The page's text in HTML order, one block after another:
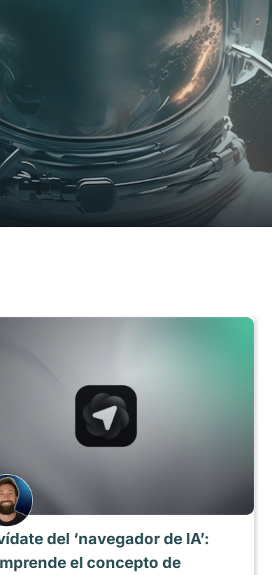
del ‘navegador de IA’:
el concepto de